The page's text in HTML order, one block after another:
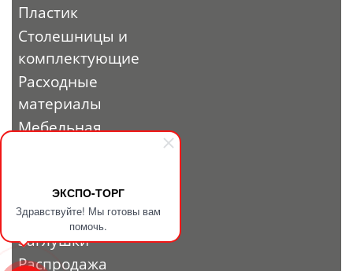
ЭКСПО-ТОРГ
Здравствуйте! Мы готовы вам
помочь.
Пластик
Столешницы и
комплектующие
Расходные
материалы
Мебельная
профиль и
фурнитура
Заглушки
Распродажа